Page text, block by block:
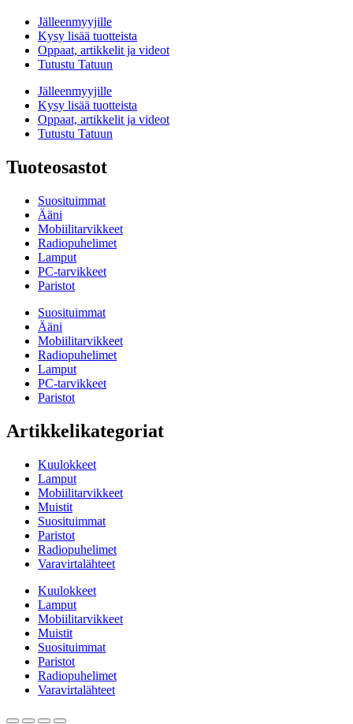
Jälleenmyyjille
Kysy lisää tuotteista
Oppaat, artikkelit ja videot
Tutustu Tatuun
Jälleenmyyjille
Kysy lisää tuotteista
Oppaat, artikkelit ja videot
Tutustu Tatuun
Tuoteosastot
Suosituimmat
Ääni
Mobiilitarvikkeet
Radiopuhelimet
Lamput
PC-tarvikkeet
Paristot
Suosituimmat
Ääni
Mobiilitarvikkeet
Radiopuhelimet
Lamput
PC-tarvikkeet
Paristot
Artikkelikategoriat
Kuulokkeet
Lamput
Mobiilitarvikkeet
Muistit
Suosituimmat
Paristot
Radiopuhelimet
Varavirtalähteet
Kuulokkeet
Lamput
Mobiilitarvikkeet
Muistit
Suosituimmat
Paristot
Radiopuhelimet
Varavirtalähteet